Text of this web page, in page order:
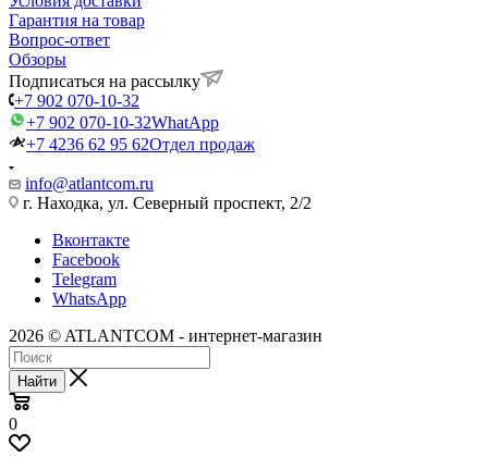
Гарантия на товар
Вопрос-ответ
Обзоры
Подписаться на рассылку
+7 902 070-10-32
+7 902 070-10-32WhatApp
+7 4236 62 95 62Отдел продаж
info@atlantcom.ru
г. Находка, ул. Северный проспект, 2/2
Вконтакте
Facebook
Telegram
WhatsApp
2026 © ATLANTCOM - интернет-магазин
Найти
0